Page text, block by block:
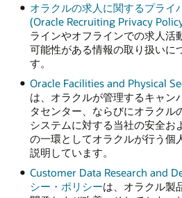
オラクルの求人に関するプライ
(Oracle Recruiting Privacy
ラインやオフラインでの求人活
可能性がある情報の取り扱いに
す。
Oracle Facilities and Physical
は、オラクルが管理するキャン
タセンター、ならびにオラクル
システムに対する当社の安全お
の一環としてオラクルが行う個
説明しています。
Customer Data Research and
シー・ポリシーは、オラクル製